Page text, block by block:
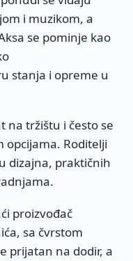
i muzikom, a
se pominje kao
stanja i opreme u
na tržištu i često se
Roditelji
dizajna, praktičnih
proizvođač
sa čvrstom
prijatan na dodir, a